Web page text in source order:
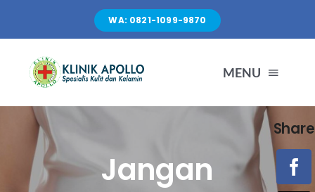
content
WA: 0821-1099-9870
MENU
LAYANAN
Jangan
Share